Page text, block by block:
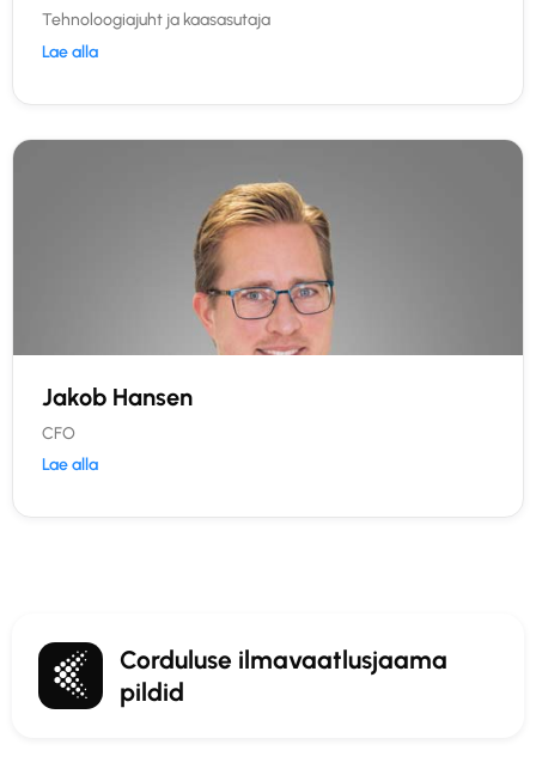
Tehnoloogiajuht ja kaasasutaja
Lae alla
Jakob Hansen
CFO
Lae alla
Corduluse ilmavaatlusjaama
pildid